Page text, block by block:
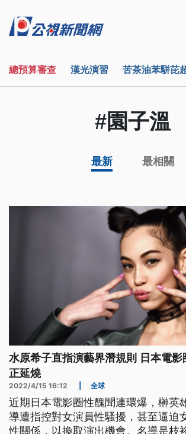
總預算審查 漢光演習 苦茶油苯駢芘
#園子溫
最新 最相關
水原希子直指演藝界潛規則 日本電
正延燒
2022/4/15 16:12 全球
近期日本電影圈性醜聞連環爆，榊英
導遭指控對女演員性騷擾，甚至逼迫
性關係，以換取演出機會。名導是枝